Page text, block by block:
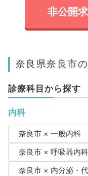
非公開
奈良県奈良市
診療科目から探す
内科
奈良市 × 一般内科
奈良市 × 呼吸器内科
奈良市 × 内分泌・